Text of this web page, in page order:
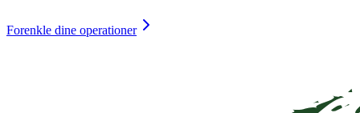
Forenkle dine operationer